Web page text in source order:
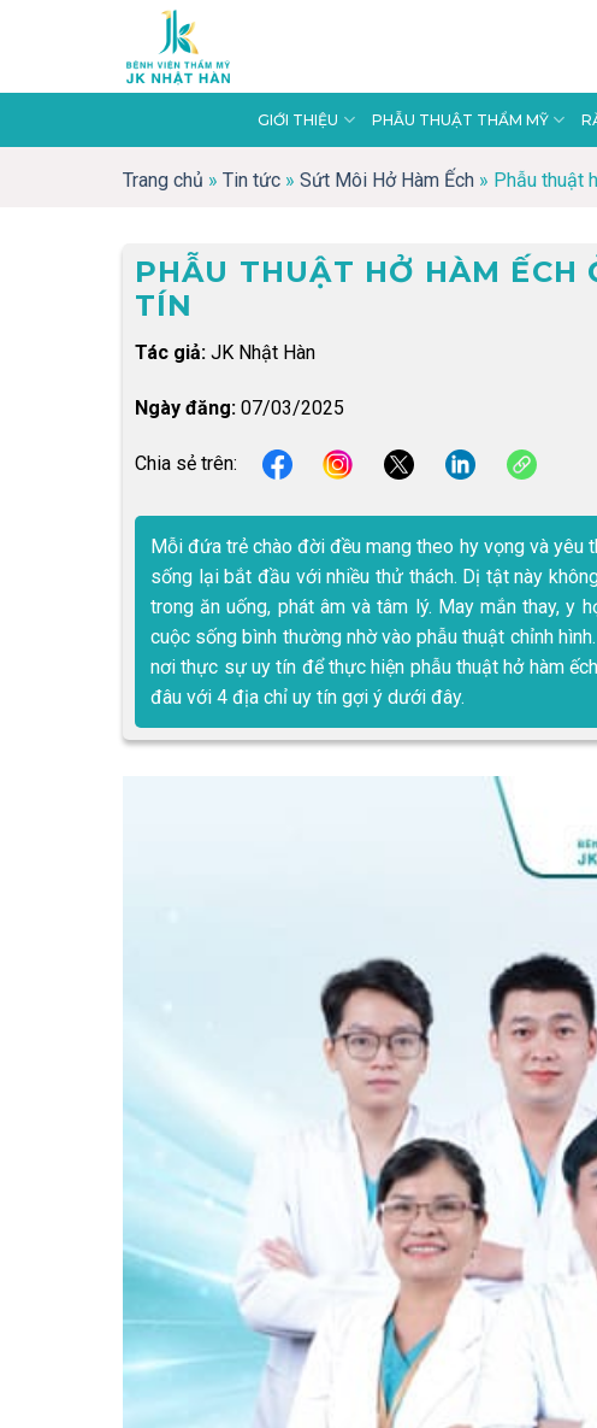
GIỚI THIỆU PHẪU THUẬT THẨM MỸ
Trang chủ » Tin tức » Sứt Môi Hở Hàm Ếch » Phẫu thuật
PHẪU THUẬT HỞ HÀM
TÍN
Tác giả:JK Nhật Hàn
Ngày đăng:07/03/2025
Chia sẻ trên:
Mỗi đứa trẻ chào đời đều mang theo hy vọng và yêu
sống lại bắt đầu với nhiều thử thách. Dị tật này
trong ăn uống, phát âm và tâm lý. May mắn thay,
cuộc sống bình thường nhờ vào phẫu thuật chỉnh
nơi thực sự uy tín để thực hiện phẫu thuật hở hàm
đâu với 4 địa chỉ uy tín gợi ý dưới đây.